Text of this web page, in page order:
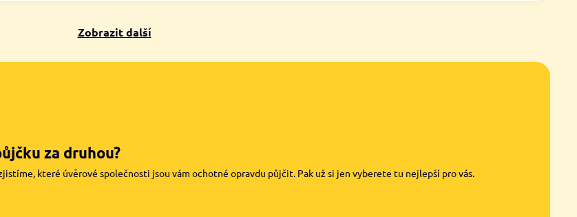
Zobrazit další
za druhou?
které úvěrové společnosti jsou vám ochotné opravdu půjčit. Pak už si jen vyberete tu nejlepší pro vás.